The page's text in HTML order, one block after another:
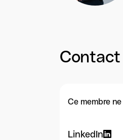
Contact
Ce membre
LinkedIn